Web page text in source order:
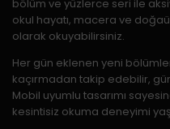
bölüm ve yüzlerce seri ile
okul hayatı, macera ve
olarak okuyabilirsiniz.
Her gün eklenen yeni
kaçırmadan takip edebilir,
Mobil uyumlu tasarımı
kesintisiz okuma deneyimi